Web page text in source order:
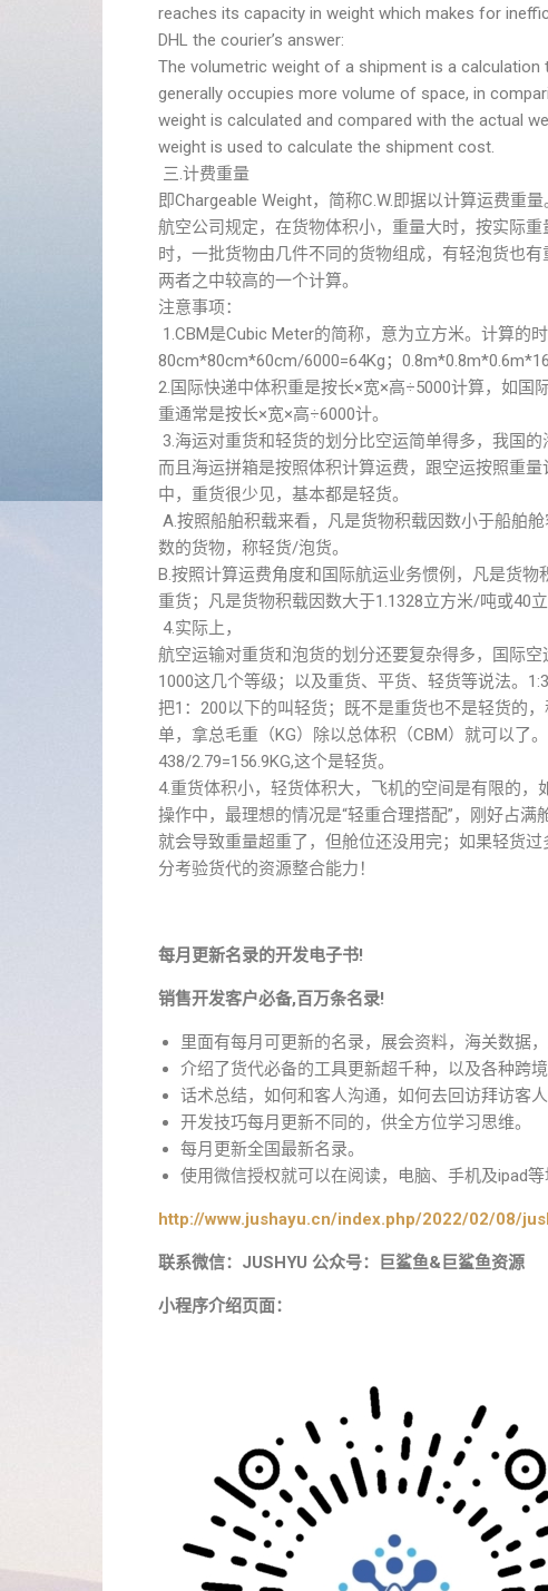
reaches its capacity in weight which makes for
DHL the courier’s answer:
The volumetric weight of a shipment is a
generally occupies more volume of space, in
weight is calculated and compared with the actual
weight is used to calculate the shipment cost.
三.计费重量
即Chargeable Weight，简称C.W.即据以计算运费重量
航空公司规定，在货物体积小，重量大时，按实际
时，一批货物由几件不同的货物组成，有轻泡货也
两者之中较高的一个计算。
注意事项：
1.CBM是Cubic Meter的简称，意为立方米。计算的
80cm*80cm*60cm/6000=64Kg；
2.国际快递中体积重是按长×宽×高÷5000计算，如国
重通常是按长×宽×高÷6000计。
3.海运对重货和轻货的划分比空运简单得多，我国
而且海运拼箱是按照体积计算运费，跟空运按照重
中，重货很少见，基本都是轻货。
A.按照船舶积载来看，凡是货物积载因数小于船舶
数的货物，称轻货/泡货。
B.按照计算运费角度和国际航运业务惯例，凡是货
重货；凡是货物积载因数大于1.1328立方米/吨或40
4.实际上，
航空运输对重货和泡货的划分还要复杂得多，国际空
1000这几个等级；以及重货、平货、轻货等说法。
把1：200以下的叫轻货；既不是重货也不是轻货的
单，拿总毛重（KG）除以总体积（CBM）就可以了
438/2.79=156.9KG,这个是轻货。
4.重货体积小，轻货体积大，飞机的空间是有限的
操作中，最理想的情况是“轻重合理搭配”，刚好占
就会导致重量超重了，但舱位还没用完；如果轻货
分考验货代的资源整合能力！
每月更新名录的开发电子书!
销售开发客户必备,百万条名录!
里面有每月可更新的名录，展会资料，海关数据
介绍了货代必备的工具更新超千种，以及各种跨
话术总结，如何和客人沟通，如何去回访拜访客
开发技巧每月更新不同的，供全方位学习思维。
每月更新全国最新名录。
使用微信授权就可以在阅读，电脑、手机及ipad等
http://www.jushayu.cn/index.php/2022/02/08/
联系微信：JUSHYU 公众号：巨鲨鱼&巨鲨鱼资源
小程序介绍页面：